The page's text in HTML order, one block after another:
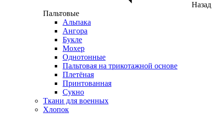
Назад
Пальтовые
Альпака
Ангора
Букле
Мохер
Однотонные
Пальтовая на трикотажной основе
Плетёная
Принтованная
Сукно
Ткани для военных
Хлопок